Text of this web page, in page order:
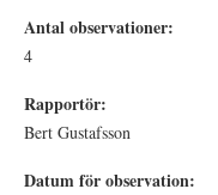
Antal observationer:
4
Rapportör:
Bert Gustafsson
Datum för observation: